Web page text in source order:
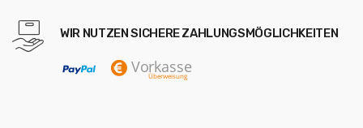
WIR NUTZEN SICHERE ZAHLUNGSMÖGLICHKEITEN